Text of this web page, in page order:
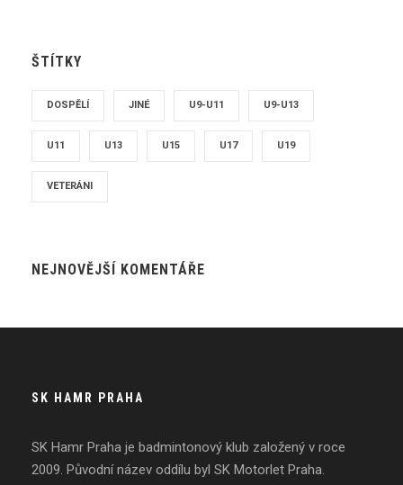
ŠTÍTKY
DOSPĚLÍ JINÉ U9-U11 U9-U13
U11 U13 U15 U17 U19
VETERÁNI
NEJNOVĚJŠÍ KOMENTÁŘE
SK HAMR PRAHA
SK Hamr Praha je badmintonový klub založený v roce
2009. Původní název oddílu byl SK Motorlet Praha.